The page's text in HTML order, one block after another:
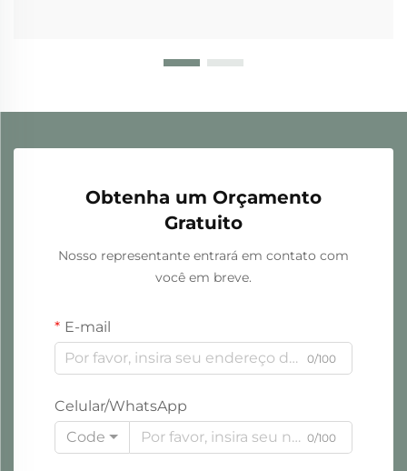
Obtenha um Orçamento
Gratuito
Nosso representante entrará em contato com
você em breve.
E-mail
0/100
Celular/WhatsApp
Code
0/100